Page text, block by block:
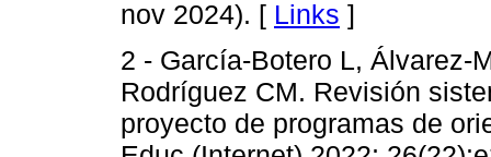
nov 2024). [ Links ]
2 - García-Botero L, Álvarez-
Rodríguez CM. Revisión
proyecto de programas de